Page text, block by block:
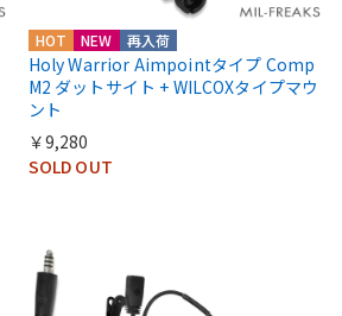
HOT NEW 再入荷
Holy Warrior Aimpointタイプ Comp
M2 ダットサイト + WILCOXタイプマウ
ント
￥9,280
SOLD OUT